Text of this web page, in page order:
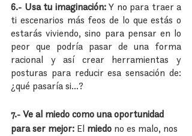
6.- Usa tu imaginación: Y no para traer a
ti escenarios más feos de lo que estás o
estarás viviendo, sino para pensar en lo
peor que podría pasar de una forma
racional y así crear herramientas y
posturas para reducir esa sensación de:
¿qué pasaría si…?
7.- Ve al miedo como una oportunidad
para ser mejor: El miedo no es malo, nos